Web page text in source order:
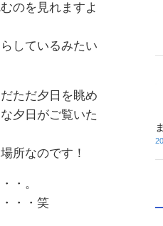
のを見れますよ
しているみたい
ただ夕日を眺め
夕日がご覧いた
所なのです！
・。
・・笑